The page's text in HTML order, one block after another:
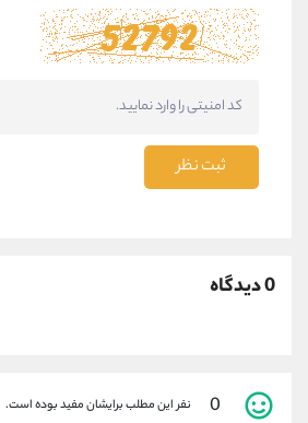
ثبت نظر
0 دیدگاه
0 نفر این مطلب برایشان مفید بوده است.